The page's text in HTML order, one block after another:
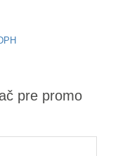
pre promo